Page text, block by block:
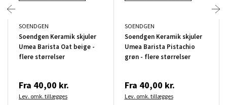
SOENDGEN
Soendgen Keramik skjuler
Umea Barista Oat beige -
flere størrelser
Fra 40,00 kr.
Lev. omk. tillægges
SOENDGEN
Soendgen Keramik skjuler
Umea Barista Pistachio
grøn - flere størrelser
Fra 40,00 kr.
Lev. omk. tillægges